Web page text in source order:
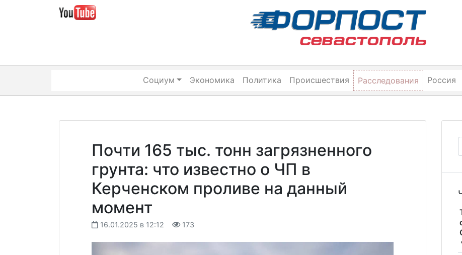
Социум Экономика Политика Происшествия Расследования Россия
Почти 165 тыс. тонн загрязненного
грунта: что известно о ЧП в
Керченском проливе на данный
момент
16.01.2025 в 12:12 173